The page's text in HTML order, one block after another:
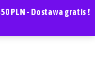
PLN - Dostawa gratis !
Polski